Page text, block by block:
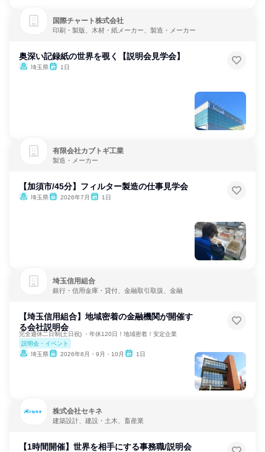
国際チャート株式会社
印刷・製版、木材・紙メーカー、製造・メーカー
奥深い記録紙の世界を覗く【説明会見学会】
埼玉県 1日
有限会社カブトギ工業
製造・メーカー
【加須市/45分】フィルター製造の仕事見学会
埼玉県 2026年7月 1日
埼玉信用組合
銀行・信用金庫・貸付、金融取引取扱、金融
【埼玉信用組合】地域密着の金融機関が開催す
る会社説明会
完全週休二日制(土日祝) ・年休120日！地域密着！安定企業
説明会・イベント
埼玉県
2026年8月・9月・10月 1日
株式会社セキネ
建築設計、建設・土木、畜産業
【1時間開催】世界を相手にする事務職/説明会